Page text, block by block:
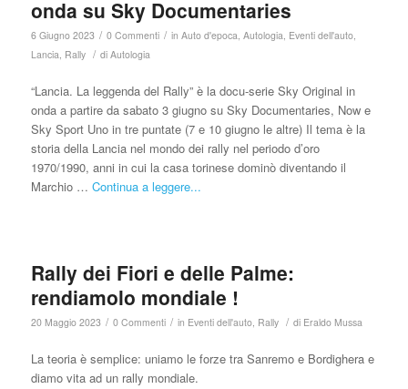
onda su Sky Documentaries
6 Giugno 2023 / 0 Commenti / in Auto d'epoca, Autologia, Eventi dell'auto,
Lancia, Rally / di Autologia
“Lancia. La leggenda del Rally” è la docu-serie Sky Original in
onda a partire da sabato 3 giugno su Sky Documentaries, Now e
Sky Sport Uno in tre puntate (7 e 10 giugno le altre) Il tema è la
storia della Lancia nel mondo dei rally nel periodo d’oro
1970/1990, anni in cui la casa torinese dominò diventando il
Marchio … Continua a leggere...
Rally dei Fiori e delle Palme:
rendiamolo mondiale !
20 Maggio 2023 / 0 Commenti / in Eventi dell'auto, Rally / di Eraldo Mussa
La teoria è semplice: uniamo le forze tra Sanremo e Bordighera e
diamo vita ad un rally mondiale.